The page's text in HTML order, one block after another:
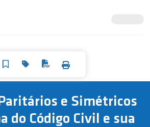
e Simétricos
do Código Civil e sua